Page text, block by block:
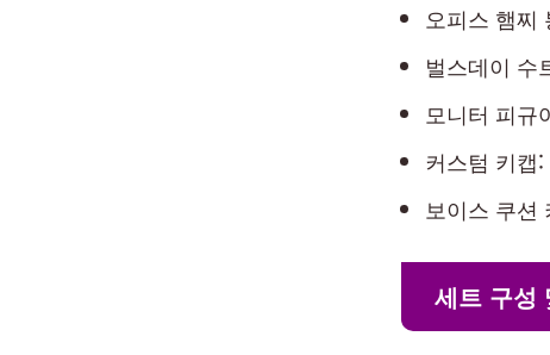
오피스 햄찌
벌스데이 수
모니터 피규
커스텀 키캡
보이스 쿠션
세트 구성